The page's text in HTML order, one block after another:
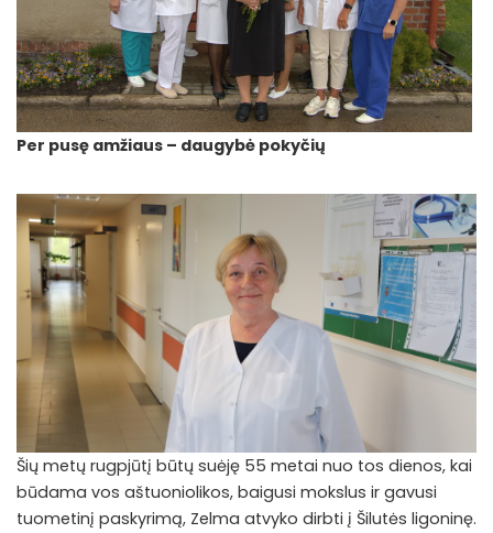
Per pusę amžiaus – daugybė pokyčių
Šių metų rugpjūtį būtų suėję 55 metai nuo tos dienos, kai
būdama vos aštuoniolikos, baigusi mokslus ir gavusi
tuometinį paskyrimą, Zelma atvyko dirbti į Šilutės ligoninę.